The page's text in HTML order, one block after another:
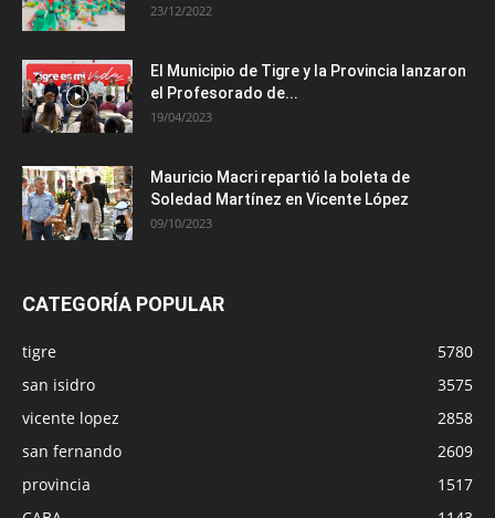
23/12/2022
El Municipio de Tigre y la Provincia lanzaron
el Profesorado de...
19/04/2023
Mauricio Macri repartió la boleta de
Soledad Martínez en Vicente López
09/10/2023
CATEGORÍA POPULAR
tigre
5780
san isidro
3575
vicente lopez
2858
san fernando
2609
provincia
1517